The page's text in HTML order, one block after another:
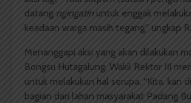
datang ngingatin untuk enggak
keadaan warga masih tegang,” ungkap
Menanggapi aksi yang akan dilakukan
Bongsu Hutagalung, Wakil Rektor III
untuk melakukan hal serupa. “Kita, kan
bagian dari lahan masyarakat Padang